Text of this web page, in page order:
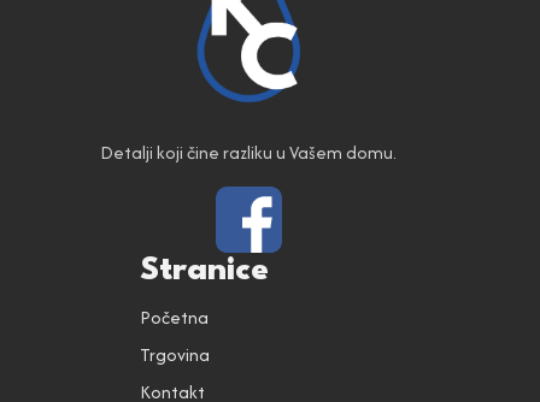
Detalji koji čine razliku u Vašem domu.
Stranice
Početna
Trgovina
Kontakt